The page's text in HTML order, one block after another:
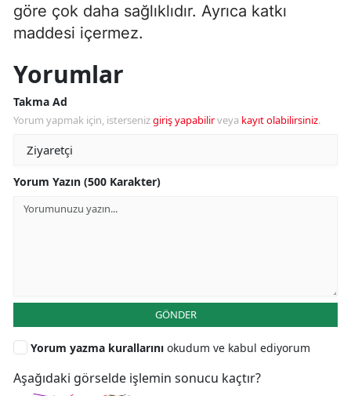
göre çok daha sağlıklıdır. Ayrıca katkı
maddesi içermez.
Yorumlar
Takma Ad
Yorum yapmak için, istersenizgiriş yapabilirveya kayıt olabilirsiniz.
Yorum Yazın (500 Karakter)
GÖNDER
Yorum yazma kurallarını okudum ve kabul ediyorum
Aşağıdaki görselde işlemin sonucu kaçtır?